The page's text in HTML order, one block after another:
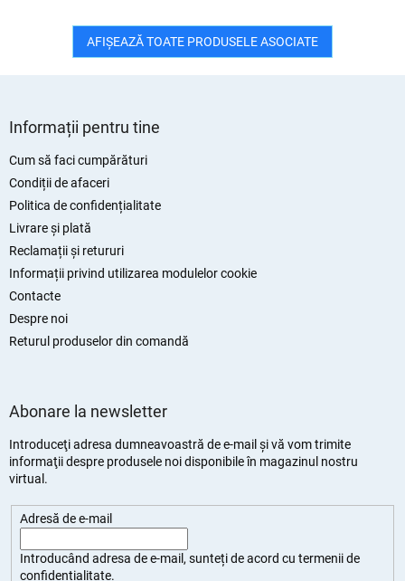
AFIŞEAZĂ TOATE PRODUSELE ASOCIATE
Informații pentru tine
Cum să faci cumpărături
Condiții de afaceri
Politica de confidențialitate
Livrare și plată
Reclamații și retururi
Informații privind utilizarea modulelor cookie
Contacte
Despre noi
Returul produselor din comandă
Abonare la newsletter
Introduceţi adresa dumneavoastră de e-mail şi vă vom trimite
informaţii despre produsele noi disponibile în magazinul nostru
virtual.
Adresă de e-mail
Introducând adresa de e-mail, sunteți deacord cu termenii de
confidențialitate.